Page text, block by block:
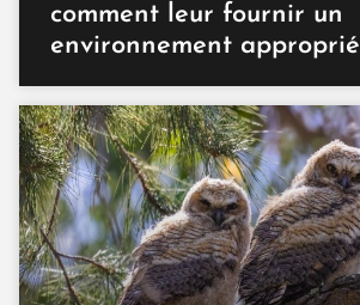
comment leur fournir un
environnement approprié